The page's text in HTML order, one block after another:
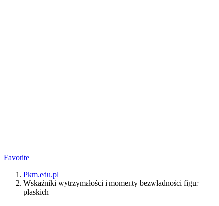
Favorite
Pkm.edu.pl
Wskaźniki wytrzymałości i momenty bezwładności figur
płaskich